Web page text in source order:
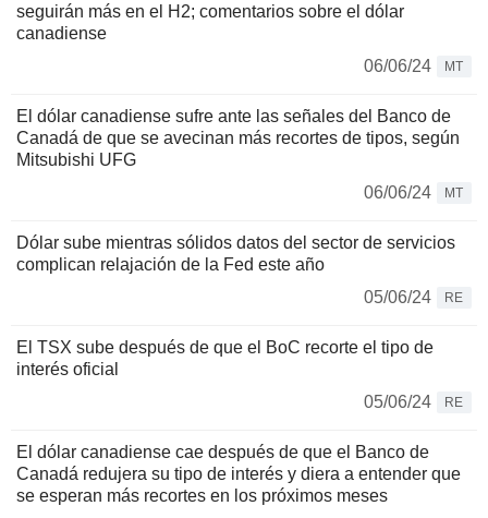
seguirán más en el H2; comentarios sobre el dólar
canadiense
06/06/24
MT
El dólar canadiense sufre ante las señales del Banco de
Canadá de que se avecinan más recortes de tipos, según
Mitsubishi UFG
06/06/24
MT
Dólar sube mientras sólidos datos del sector de servicios
complican relajación de la Fed este año
05/06/24
RE
El TSX sube después de que el BoC recorte el tipo de
interés oficial
05/06/24
RE
El dólar canadiense cae después de que el Banco de
Canadá redujera su tipo de interés y diera a entender que
se esperan más recortes en los próximos meses